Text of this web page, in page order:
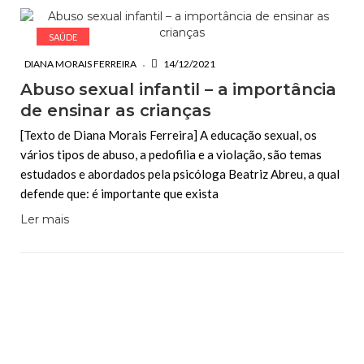
SAÚDE
DIANA MORAIS FERREIRA 14/12/2021
Abuso sexual infantil – a importância
de ensinar as crianças
[Texto de Diana Morais Ferreira] A educação sexual, os
vários tipos de abuso, a pedofilia e a violação, são temas
estudados e abordados pela psicóloga Beatriz Abreu, a qual
defende que: é importante que exista
Ler mais